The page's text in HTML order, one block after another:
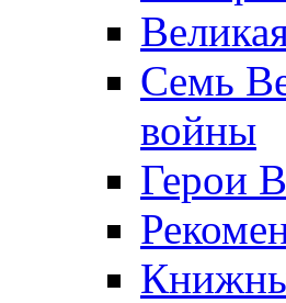
Семь
войны
Герои